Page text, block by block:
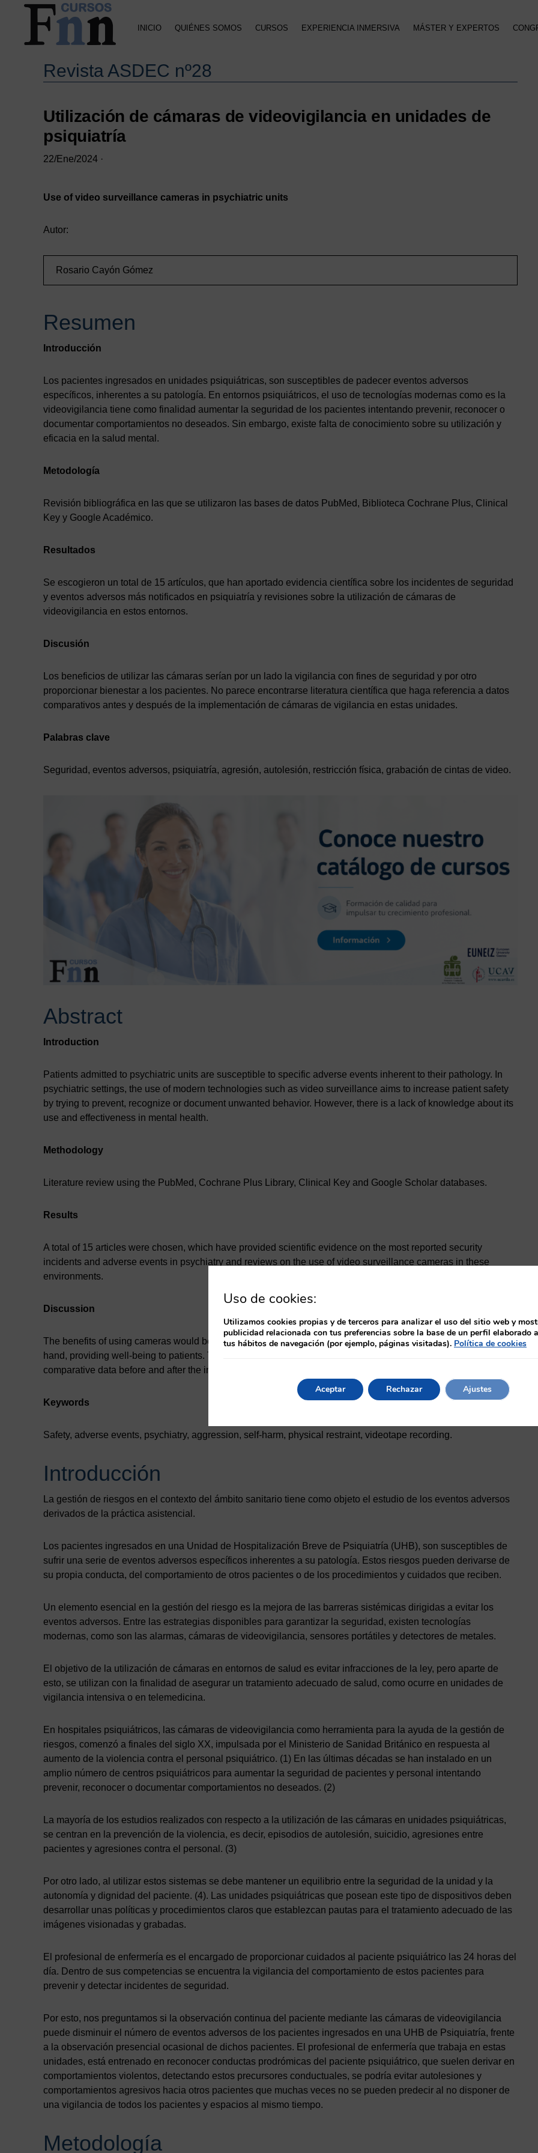
Saltar
Saltar
Saltar
cursos
INICIO QUIÉNES SOMOS CURSOS EXPERIENCIA INMERSIVA MÁSTER Y EXPERTOS
Revista ASDEC nº28
Utilización de cámaras de videovigilancia en unidades de
psiquiatría
22/Ene/2024 ·
Use of video surveillance cameras in psychiatric units
Autor:
Rosario Cayón Gómez
Resumen
Introducción
Los pacientes ingresados en unidades psiquiátricas, son susceptibles de padecer eventos adversos
específicos, inherentes a su patología. En entornos psiquiátricos, el uso de tecnologías modernas como es la
videovigilancia tiene como finalidad aumentar la seguridad de los pacientes intentando prevenir, reconocer o
documentar comportamientos no deseados. Sin embargo, existe falta de conocimiento sobre su utilización y
eficacia en la salud mental.
Metodología
Revisión bibliográfica en las que se utilizaron las bases de datos PubMed, Biblioteca Cochrane Plus, Clinical
Key y Google Académico.
Resultados
Se escogieron un total de 15 artículos, que han aportado evidencia científica sobre los incidentes de seguridad
y eventos adversos más notificados en psiquiatría y revisiones sobre la utilización de cámaras de
videovigilancia en estos entornos.
Discusión
Los beneficios de utilizar las cámaras serían por un lado la vigilancia con fines de seguridad y por otro
proporcionar bienestar a los pacientes. No parece encontrarse literatura científica que haga referencia a datos
comparativos antes y después de la implementación de cámaras de vigilancia en estas unidades.
Palabras clave
Seguridad, eventos adversos, psiquiatría, agresión, autolesión, restricción física, grabación de cintas de video.
Abstract
Introduction
Patients admitted to psychiatric units are susceptible to specific adverse events inherent to their pathology. In
psychiatric settings, the use of modern technologies such as video surveillance aims to increase patient safety
by trying to prevent, recognize or document unwanted behavior. However, there is a lack of knowledge about its
use and effectiveness in mental health.
Methodology
Literature review using the PubMed, Cochrane Plus Library, Clinical Key and Google Scholar databases.
Results
A total of 15 articles were chosen, which have provided scientific evidence on the most reported security
incidents and adverse events in psychiatry and reviews on the use of video surveillance cameras in these
environments.
Discussion
The benefits of using cameras would be, on the one hand, surveillance for security purposes and, on the other
hand, providing well-being to patients. There does not seem to be any scientific literature that refers to
comparative data before and after the implementation of surveillance cameras in these units.
Keywords
Safety, adverse events, psychiatry, aggression, self-harm, physical restraint, videotape recording.
Introducción
La gestión de riesgos en el contexto del ámbito sanitario tiene como objeto el estudio de los eventos adversos
derivados de la práctica asistencial.
Los pacientes ingresados en una Unidad de Hospitalización Breve de Psiquiatría (UHB), son susceptibles de
sufrir una serie de eventos adversos específicos inherentes a su patología. Estos riesgos pueden derivarse de
su propia conducta, del comportamiento de otros pacientes o de los procedimientos y cuidados que reciben.
Un elemento esencial en la gestión del riesgo es la mejora de las barreras sistémicas dirigidas a evitar los
eventos adversos. Entre las estrategias disponibles para garantizar la seguridad, existen tecnologías
modernas, como son las alarmas, cámaras de videovigilancia, sensores portátiles y detectores de metales.
El objetivo de la utilización de cámaras en entornos de salud es evitar infracciones de la ley, pero aparte de
esto, se utilizan con la finalidad de asegurar un tratamiento adecuado de salud, como ocurre en unidades de
vigilancia intensiva o en telemedicina.
En hospitales psiquiátricos, las cámaras de videovigilancia como herramienta para la ayuda de la gestión de
riesgos, comenzó a finales del siglo XX, impulsada por el Ministerio de Sanidad Británico en respuesta al
aumento de la violencia contra el personal psiquiátrico. (1) En las últimas décadas se han instalado en un
amplio número de centros psiquiátricos para aumentar la seguridad de pacientes y personal intentando
prevenir, reconocer o documentar comportamientos no deseados. (2)
La mayoría de los estudios realizados con respecto a la utilización de las cámaras en unidades psiquiátricas,
se centran en la prevención de la violencia, es decir, episodios de autolesión, suicidio, agresiones entre
pacientes y agresiones contra el personal. (3)
Por otro lado, al utilizar estos sistemas se debe mantener un equilibrio entre la seguridad de la unidad y la
autonomía y dignidad del paciente. (4). Las unidades psiquiátricas que posean este tipo de dispositivos deben
desarrollar unas políticas y procedimientos claros que establezcan pautas para el tratamiento adecuado de las
imágenes visionadas y grabadas.
El profesional de enfermería es el encargado de proporcionar cuidados al paciente psiquiátrico las 24 horas del
día. Dentro de sus competencias se encuentra la vigilancia del comportamiento de estos pacientes para
prevenir y detectar incidentes de seguridad.
Por esto, nos preguntamos si la observación continua del paciente mediante las cámaras de videovigilancia
puede disminuir el número de eventos adversos de los pacientes ingresados en una UHB de Psiquiatría, frente
a la observación presencial ocasional de dichos pacientes. El profesional de enfermería que trabaja en estas
unidades, está entrenado en reconocer conductas prodrómicas del paciente psiquiátrico, que suelen derivar en
comportamientos violentos, detectando estos precursores conductuales, se podría evitar autolesiones y
comportamientos agresivos hacia otros pacientes que muchas veces no se pueden predecir al no disponer de
una vigilancia de todos los pacientes y espacios al mismo tiempo.
Metodología
Uso de cookies:
Utilizamos cookies propias y de terceros para analizar el uso del sitio web y
publicidad relacionada con tus preferencias sobre la base de un perfil elaborado
tus hábitos de navegación (por ejemplo, páginas visitadas). Política de cookies
Aceptar Rechazar Ajustes